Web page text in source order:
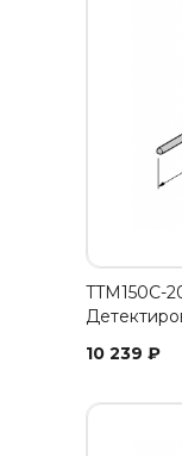
TTM150C-
10 239 ₽